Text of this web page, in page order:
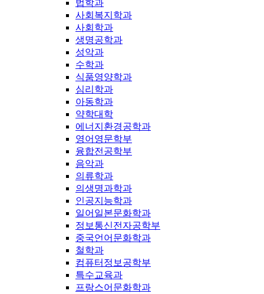
법학과
사회복지학과
사회학과
생명공학과
성악과
수학과
식품영양학과
심리학과
아동학과
약학대학
에너지환경공학과
영어영문학부
융합전공학부
음악과
의류학과
의생명과학과
인공지능학과
일어일본문화학과
정보통신전자공학부
중국언어문화학과
철학과
컴퓨터정보공학부
특수교육과
프랑스어문화학과